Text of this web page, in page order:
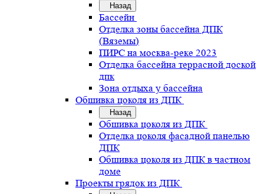
Назад
Бассейн
Отделка зоны бассейна ДПК
(Вяземы)
ПИРС на москва-реке 2023
Отделка бассейна террасной доской
дпк
Зона отдыха у бассейна
Обшивка цоколя из ДПК
Назад
Обшивка цоколя из ДПК
Отделка цоколя фасадной панелью
ДПК
Обшивка цоколя из ДПК в частном
доме
Проекты грядок из ДПК